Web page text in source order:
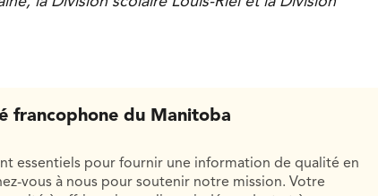
francophone du Manitoba
essentiels pour fournir une information de qualité en
vous à nous pour soutenir notre mission. Votre